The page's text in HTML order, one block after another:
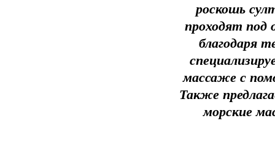
роскошь
проходят
благодаря
массаже с
Также
морские